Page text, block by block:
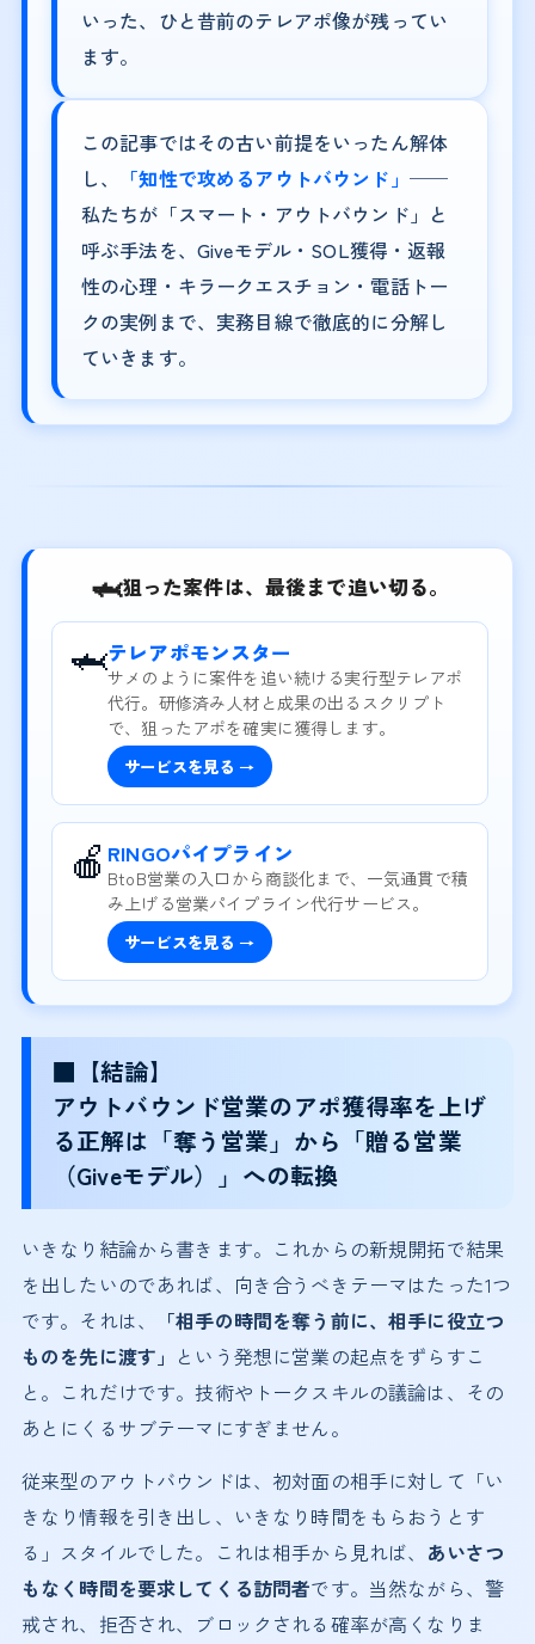
いった、ひと昔前のテレアポ像が残ってい
ます。
この記事ではその古い前提をいったん解体
し、
「知性で攻めるアウトバウンド」 ──
私たちが「スマート・アウトバウンド」と
呼ぶ手法を、Giveモデル・SOL獲得・返報
性の心理・キラークエスチョン・電話トー
クの実例まで、実務目線で徹底的に分解し
ていきます。
🦈狙った案件は、最後まで追い切る。
🦈テレアポモンスター
サメのように案件を追い続ける実行型テレアポ
代行。研修済み人材と成果の出るスクリプト
で、狙ったアポを確実に獲得します。
サービスを見る →
🍎 RINGOパイプライン
BtoB営業の入口から商談化まで、一気通貫で積
み上げる営業パイプライン代行サービス。
サービスを見る →
■【結論】
アウトバウンド営業のアポ獲得率を上げ
る正解は「奪う営業」から「贈る営業
（Giveモデル）」への転換
いきなり結論から書きます。これからの新規開拓で結果
を出したいのであれば、向き合うべきテーマはたった1つ
です。それは、
「相手の時間を奪う前に、相手に役立つ
ものを先に渡す」 という発想に営業の起点をずらすこ
と。これだけです。技術やトークスキルの議論は、その
あとにくるサブテーマにすぎません。
従来型のアウトバウンドは、初対面の相手に対して「い
きなり情報を引き出し、いきなり時間をもらおうとす
る」スタイルでした。これは相手から見れば、 あいさつ
もなく時間を要求してくる訪問者です。当然ながら、警
戒され、拒否され、ブロックされる確率が高くなりま